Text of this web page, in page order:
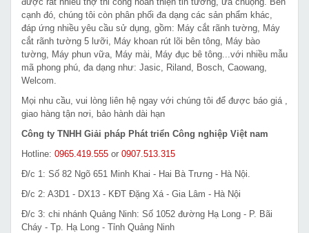
cạnh đó, chúng tôi còn phân phối đa dạng các sản phẩm khác,
đáp ứng nhiều yêu cầu sử dụng, gồm: Máy cắt rãnh tường, Máy
cắt rãnh tường 5 lưỡi, Máy khoan rút lõi bên tông, Máy bào
tường, Máy phun vữa, Máy mài, Máy đục bê tông...với nhiều mẫu
mã phong phú, đa dạng như: Jasic, Riland, Bosch, Caowang,
Welcom.
Mọi nhu cầu, vui lòng liên hệ ngay với chúng tôi để được báo giá ,
giao hàng tận nơi, bảo hành dài hạn
Công ty TNHH Giải pháp Phát triển Công nghiệp Việt nam
Hotline: 0965.419.555 or 0907.513.315
Đ/c 1: Số 82 Ngõ 651 Minh Khai - Hai Bà Trưng - Hà Nội.
Đ/c 2: A3D1 - DX13 - KĐT Đặng Xá - Gia Lâm - Hà Nội
Đ/c 3: chi nhánh Quảng Ninh: Số 1052 đường Hạ Long - P. Bãi
Cháy - Tp. Hạ Long - Tỉnh Quảng Ninh